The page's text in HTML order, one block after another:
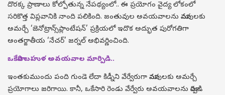
దొరక్క ప్రాణాలు కోల్పోతున్న నేపథ్యంలో.. ఈ ప్రయోగం వైద్య లోకంలో
సరికొత్త విప్లవానికి నాంది పలికింది. జంతువుల అవయవాలను మానవులకు
అమర్చే ‘జెనోట్రాన్స్‌ప్లాంటేషన్’ ప్రక్రియలో ఇదొక అద్భుత పురోగతిగా
అంతర్జాతీయ ‘నేచర్’ జర్నల్ అభివర్ణించింది.
ఒకేసారి బహుళ అవయవాల మార్పిడి..
ఇంతకుముందు పంది గుండె లేదా కిడ్నీని వేర్వేరుగా మానవులకు అమర్చే
ప్రయోగాలు జరిగాయి. కానీ, ఒకేసారి రెండు వేర్వేరు అవయవాలను మార్పిడి